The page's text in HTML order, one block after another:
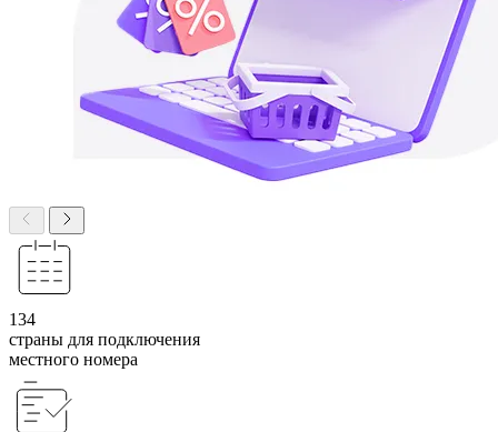
134
страны для подключения
местного номера